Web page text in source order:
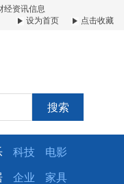
经资讯信息
设为首页
点击收藏
搜索
科技 电影
企业 家具